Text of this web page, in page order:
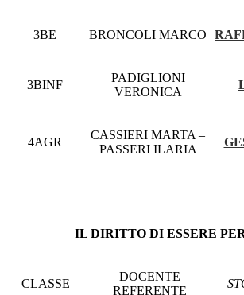
3BE BRONCOLI MARCO
3BINF
PADIGLIONI
VERONICA
4AGR
CASSIERI MARTA –
PASSERI ILARIA
IL DIRITTO DI ESSERE
CLASSE
DOCENTE
REFERENTE